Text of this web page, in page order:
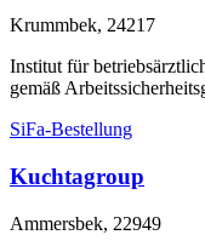
Krummbek, 24217
Institut für
gemäß
SiFa-Bestellung
Kuchtagroup
Ammersbek, 22949